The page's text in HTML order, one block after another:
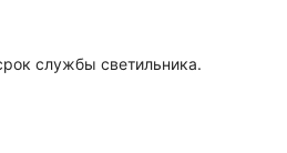
службы светильника.